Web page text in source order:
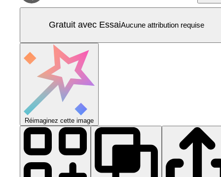
Gratuit avec EssaiAucune attribution requise
Réimaginez cette image